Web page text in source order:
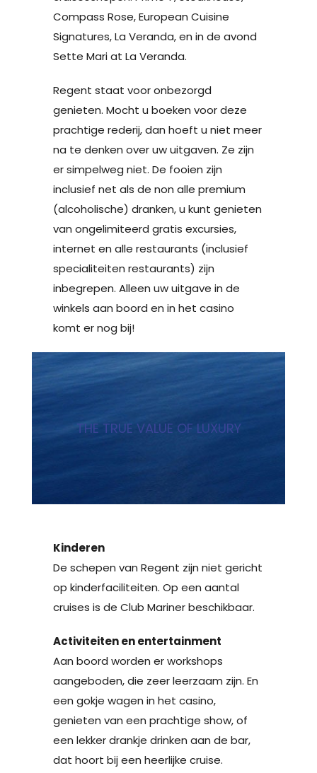
Compass Rose, European Cuisine
Signatures, La Veranda, en in de avond
Sette Mari at La Veranda.
Regent staat voor onbezorgd
genieten. Mocht u boeken voor deze
prachtige rederij, dan hoeft u niet meer
na te denken over uw uitgaven. Ze zijn
er simpelweg niet. De fooien zijn
inclusief net als de non alle premium
(alcoholische) dranken, u kunt genieten
van ongelimiteerd gratis excursies,
internet en alle restaurants (inclusief
specialiteiten restaurants) zijn
inbegrepen. Alleen uw uitgave in de
winkels aan boord en in het casino
komt er nog bij!
THE TRUE VALUE OF LUXURY
Kinderen
De schepen van Regent zijn niet gericht
op kinderfaciliteiten. Op een aantal
cruises is de Club Mariner beschikbaar.
Activiteiten en entertainment
Aan boord worden er workshops
aangeboden, die zeer leerzaam zijn. En
een gokje wagen in het casino,
genieten van een prachtige show, of
een lekker drankje drinken aan de bar,
dat hoort bij een heerlijke cruise.